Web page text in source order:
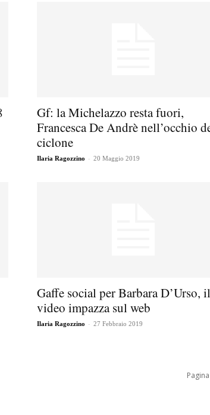
Gf: la Michelazzo resta fuori,
Francesca De Andrè nell’occhio
ciclone
Ilaria Ragozzino - 20 Maggio 2019
Gaffe social per Barbara D’Urso, il
video impazza sul web
Ilaria Ragozzino - 27 Febbraio 2019